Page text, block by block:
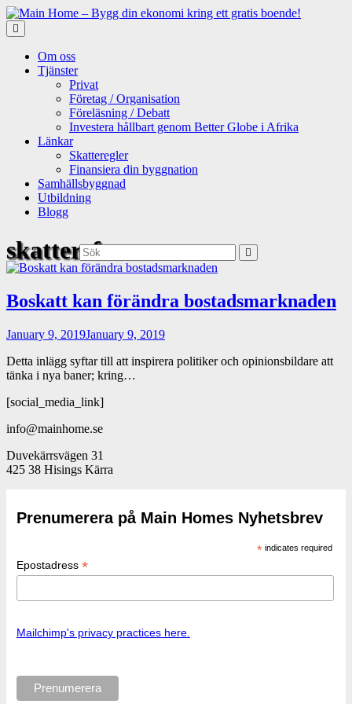
Skip
to
content
Om oss
Tjänster
Privat
Företag / Organisation
Föreläsning / Debatt
Investera hållbart genom Better Globe i Afrika
Länkar
Skatteregler
Finansiera din byggnation
Samhällsbyggnad
Utbildning
Blogg
skattereform
Sök:
Boskatt kan förändra bostadsmarknaden
January 9, 2019January 9, 2019
Detta inlägg syftar till att inspirera politiker och opinionsbildare att
tänka i nya baner; kring…
[social_media_link]
info@mainhome.se
Duvekärrsvägen 31
425 38 Hisings Kärra
Prenumerera på Main Homes Nyhetsbrev
* indicates required
Epostadress *
Mailchimp's privacy practices here.